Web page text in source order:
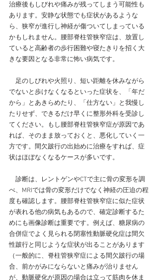
治療後もしびれや痛みが残ってしまう可能性も
あります。安静な状態でも症状があるような
ら、狭窄が進行し神経が傷ついてしまっている
かもしれません。腰部脊柱管狭窄症は、放置し
ていると高齢者の歩行困難や寝たきりを招く大
きな要因となる非常に怖い病気です。
足のしびれや火照り、短い距離を休みながら
でないと歩けなくなるといった症状を、「年だ
から」とあきらめたり、「仕方ない」と我慢し
たりせず、できるだけ早くに整形外科を受診し
てください。もし腰部脊柱管狭窄症が原因であ
れば、そのまま放っておくと、悪化していく一
方です。間欠跛行の出始めに治療をすれば、症
状はほぼなくなるケースが多いです。
診断は、レントゲンやCTで主に骨の変形を調
べ、MRIでは骨の変形だけでなく神経の圧迫の程
度も確認します。腰部脊柱管狭窄症に似た症状
が表れる他の病気もあるので、確定診断するた
めにも画像診断は重要です。 例えば、糖尿病の
合併症でよく見られる閉塞性動脈硬化症は間欠
性跛行と同じような症状が出ることがあります
（一般的に、脊柱管狭窄症による間欠跛行の場
合、前かがみにならないと痛みが治りません
が、動脈硬化が原因の場合は立って筋肉を休ま